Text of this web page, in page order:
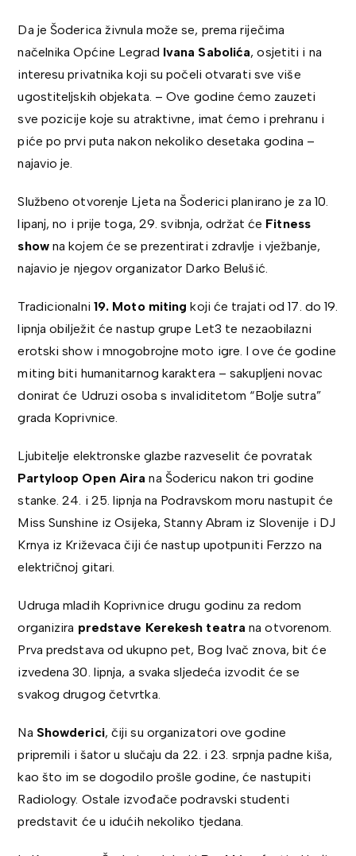
Da je Šoderica živnula može se, prema riječima
načelnika Općine Legrad Ivana Sabolića, osjetiti i na
interesu privatnika koji su počeli otvarati sve više
ugostiteljskih objekata. – Ove godine ćemo zauzeti
sve pozicije koje su atraktivne, imat ćemo i prehranu i
piće po prvi puta nakon nekoliko desetaka godina –
najavio je.
Službeno otvorenje Ljeta na Šoderici planirano je za 10.
lipanj, no i prije toga, 29. svibnja, održat će Fitness
showna kojem će se prezentirati zdravlje i vježbanje,
najavio je njegov organizator Darko Belušić.
Tradicionalni 19. Moto miting koji će trajati od 17. do 19.
lipnja obilježit će nastup grupe Let3 te nezaobilazni
erotski show i mnogobrojne moto igre. I ove će godine
miting biti humanitarnog karaktera – sakupljeni novac
donirat će Udruzi osoba s invaliditetom “Bolje sutra”
grada Koprivnice.
Ljubitelje elektronske glazbe razveselit će povratak
Partyloop Open Aira na Šodericu nakon tri godine
stanke. 24. i 25. lipnja na Podravskom moru nastupit će
Miss Sunshine iz Osijeka, Stanny Abram iz Slovenije i DJ
Krnya iz Križevaca čiji će nastup upotpuniti Ferzzo na
električnoj gitari.
Udruga mladih Koprivnice drugu godinu za redom
organizira predstave Kerekesh teatra na otvorenom.
Prva predstava od ukupno pet, Bog Ivač znova, bit će
izvedena 30. lipnja, a svaka sljedeća izvodit će se
svakog drugog četvrtka.
Na Showderici, čiji su organizatori ove godine
pripremili i šator u slučaju da 22. i 23. srpnja padne kiša,
kao što im se dogodilo prošle godine, će nastupiti
Radiology. Ostale izvođače podravski studenti
predstavit će u idućih nekoliko tjedana.